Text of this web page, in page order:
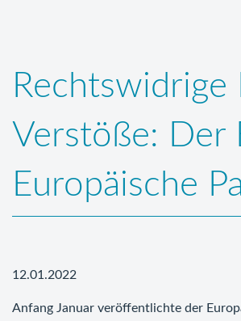
Verstöße: Der
Europäische
12.01.2022
Anfang Januar veröffentlichte der